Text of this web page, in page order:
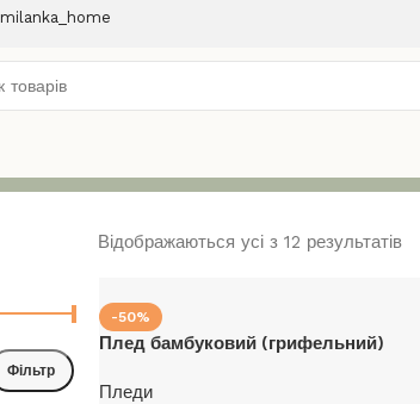
milanka_home
Фільтр
Відображаються усі з 12 результатів
-50%
Плед бамбуковий (грифельний)
Пледи